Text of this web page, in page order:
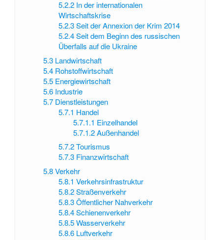
5.2.2 In der internationalen
Wirtschaftskrise
5.2.3 Seit der Annexion der Krim 2014
5.2.4 Seit dem Beginn des russischen
Überfalls auf die Ukraine
5.3 Landwirtschaft
5.4 Rohstoffwirtschaft
5.5 Energiewirtschaft
5.6 Industrie
5.7 Dienstleistungen
5.7.1 Handel
5.7.1.1 Einzelhandel
5.7.1.2Außenhandel
5.7.2 Tourismus
5.7.3 Finanzwirtschaft
5.8 Verkehr
5.8.1 Verkehrsinfrastruktur
5.8.2 Straßenverkehr
5.8.3 Öffentlicher Nahverkehr
5.8.4 Schienenverkehr
5.8.5 Wasserverkehr
5.8.6 Luftverkehr